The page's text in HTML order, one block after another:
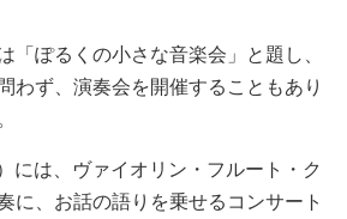
「ぽるくの小さな音楽会」と題し、
わず、演奏会を開催することもあり
には、ヴァイオリン・フルート・ク
に、お話の語りを乗せるコンサート